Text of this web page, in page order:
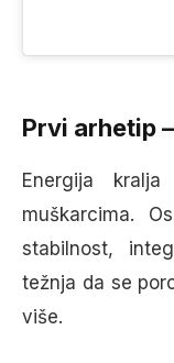
Prvi arhetip
Energija
muškarcima.
stabilnost,
težnja da se
više.